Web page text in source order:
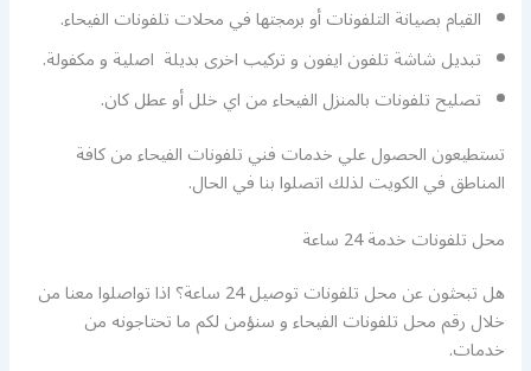
القيام بصيانة التلفونات أو برمجتها في محلات تلفونات الفيحاء.
تبديل شاشة تلفون ايفون و تركيب اخرى بديلة اصلية و مكفولة.
تصليح تلفونات بالمنزل الفيحاء من اي خلل أو عطل كان.
تستطيعون الحصول علي خدمات فني تلفونات الفيحاء من كافة
المناطق في الكويت لذلك اتصلوا بنا في الحال.
محل تلفونات خدمة 24 ساعة
هل تبحثون عن محل تلفونات توصيل 24 ساعة؟ اذا تواصلوا معنا من
خلال رقم محل تلفونات الفيحاء و سنؤمن لكم ما تحتاجونه من
خدمات.